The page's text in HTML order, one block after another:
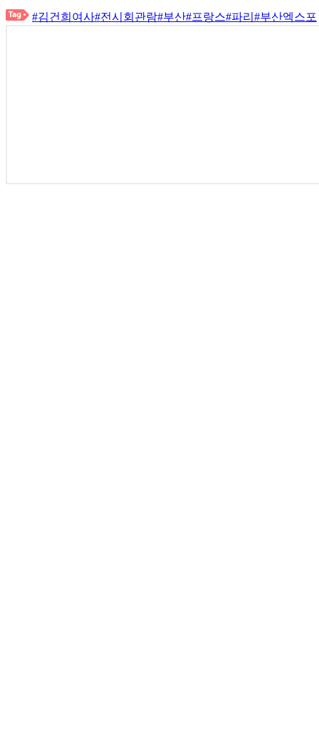
#김건희여사#전시회관람#부산#프랑스#파리 #부산엑스포